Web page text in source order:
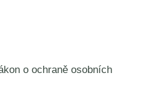
o ochraně osobních